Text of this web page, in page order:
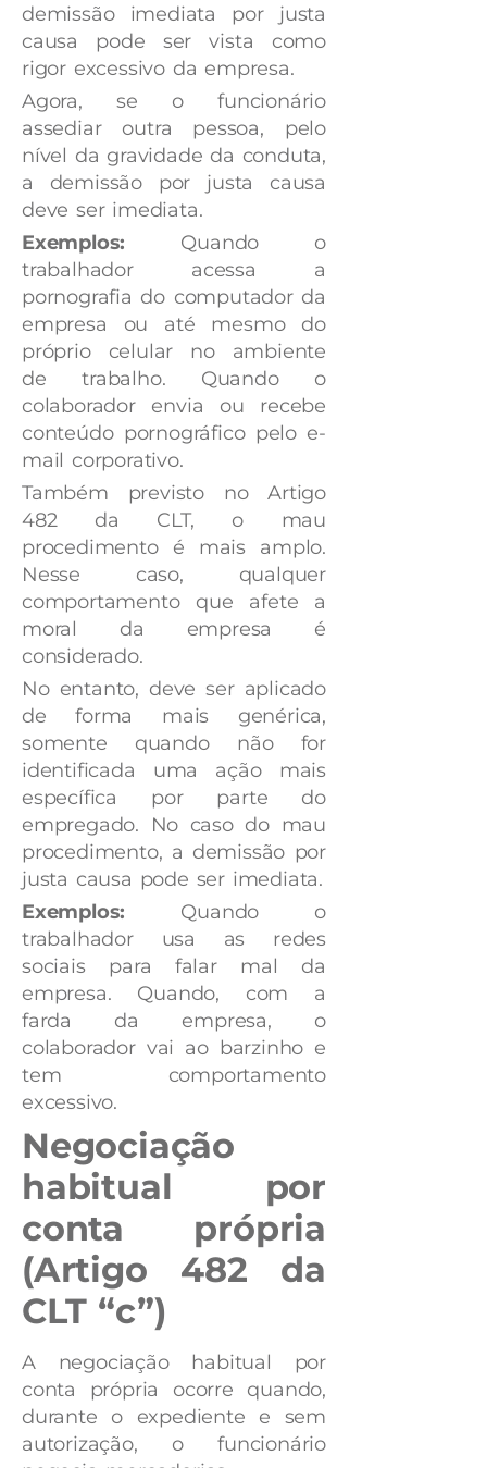
demissão imediata por justa
causa pode ser vista como
rigor excessivo da empresa.
Agora, se o funcionário
assediar outra pessoa, pelo
nível da gravidade da conduta,
a demissão por justa causa
deve ser imediata.
Exemplos: Quando o
trabalhador acessa a
pornografia do computador da
empresa ou até mesmo do
próprio celular no ambiente
de trabalho. Quando o
colaborador envia ou recebe
conteúdo pornográfico pelo e-
mail corporativo.
Também previsto no Artigo
482 da CLT, o mau
procedimento é mais amplo.
Nesse caso, qualquer
comportamento que afete a
moral da empresa é
considerado.
No entanto, deve ser aplicado
de forma mais genérica,
somente quando não for
identificada uma ação mais
específica por parte do
empregado. No caso do mau
procedimento, a demissão por
justa causa pode ser imediata.
Exemplos: Quando o
trabalhador usa as redes
sociais para falar mal da
empresa. Quando, com a
farda da empresa, o
colaborador vai ao barzinho e
tem comportamento
excessivo.
Negociação
habitual por
conta própria
(Artigo 482 da
CLT “c”)
A negociação habitual por
conta própria ocorre quando,
durante o expediente e sem
autorização, o funcionário